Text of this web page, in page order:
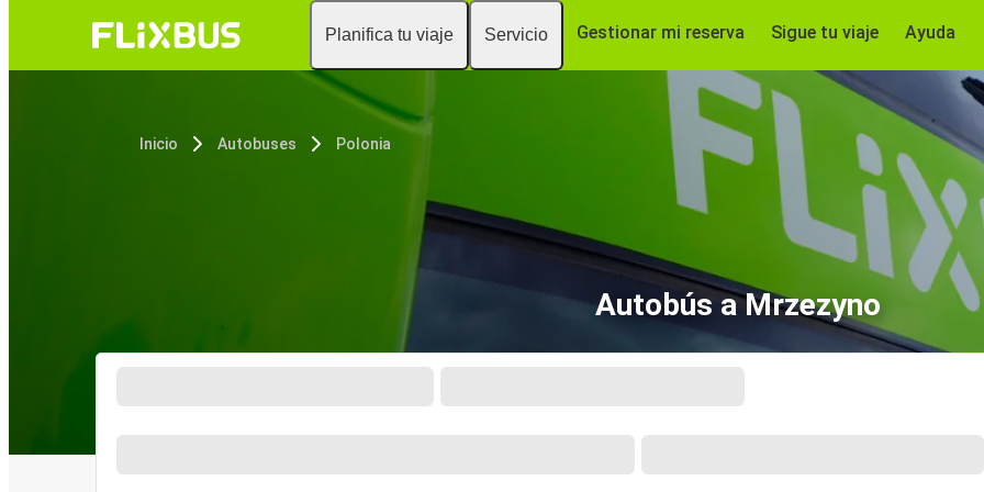
Planifica tu viaje Servicio Gestionar mi reserva Sigue tu viaje Ayuda
Inicio Autobuses Polonia
Autobús a Mrzezyno